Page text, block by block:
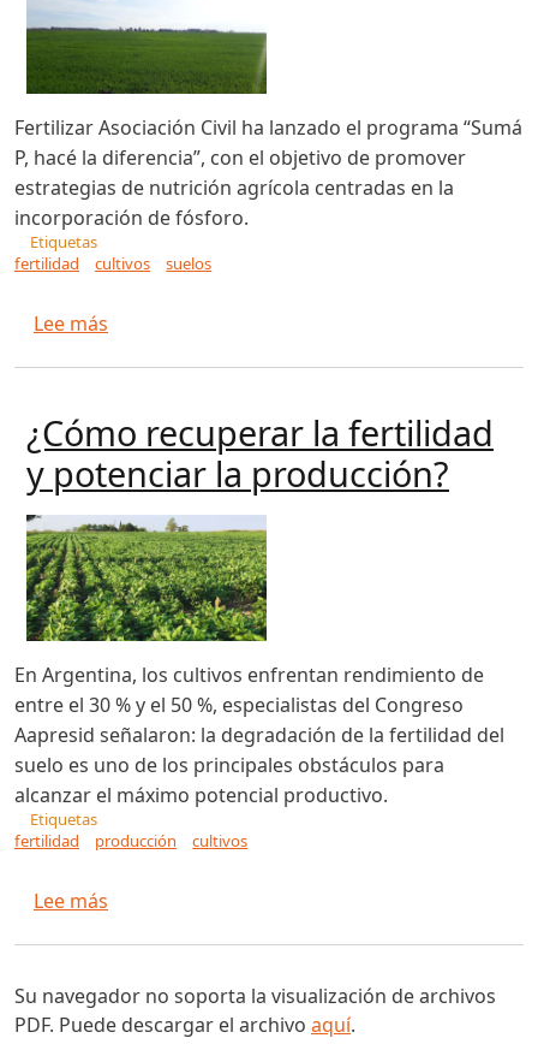
Fertilizar Asociación Civil ha lanzado el programa “Sumá
P, hacé la diferencia”, con el objetivo de promover
estrategias de nutrición agrícola centradas en la
incorporación de fósforo.
Etiquetas
fertilidad
cultivos suelos
Lee más
¿Cómo recuperar la fertilidad
y potenciar la producción?
En Argentina, los cultivos enfrentan rendimiento de
entre el 30 % y el 50 %, especialistas del Congreso
Aapresid señalaron: la degradación de la fertilidad del
suelo es uno de los principales obstáculos para
alcanzar el máximo potencial productivo.
Etiquetas
fertilidad
producción cultivos
Lee más
Su navegador no soporta la visualización de archivos
PDF. Puede descargar el archivo aquí.